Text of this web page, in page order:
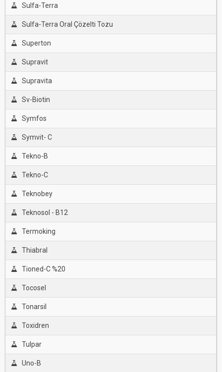
Sulfa-Terra
Sulfa-Terra Oral Çözelti Tozu
Superton
Supravit
Supravita
Sv-Biotin
Symfos
Symvit- C
Tekno-B
Tekno-C
Teknobey
Teknosol - B12
Termoking
Thiabral
Tioned-C %20
Tocosel
Tonarsil
Toxidren
Tulpar
Uno-B